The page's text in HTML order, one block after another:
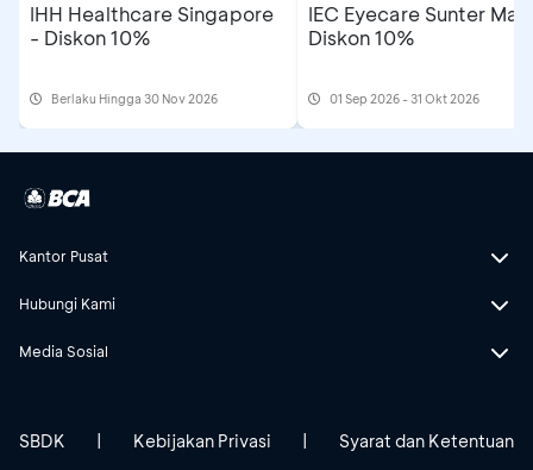
IHH Healthcare Singapore
- Diskon 10%
Berlaku Hingga 30 Nov 2026
IEC Eyecare Sunter
Diskon 10%
01 Sep 2026 - 31 Okt 2026
Kantor Pusat
Hubungi Kami
Media Sosial
SBDK Kebijakan Privasi Syarat dan Ketentuan